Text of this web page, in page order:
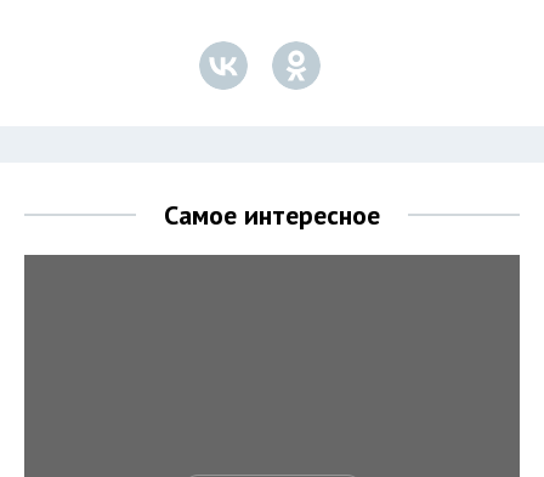
Самое интересное